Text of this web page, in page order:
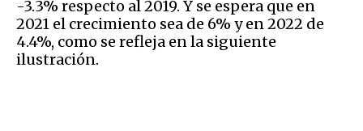
-3.3% respecto al 2019. Y se espera que en
2021 el crecimiento sea de 6% y en 2022 de
4.4%, como se refleja en la siguiente
ilustración.